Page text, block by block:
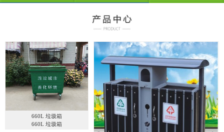
660L 垃圾箱
660L 垃圾箱